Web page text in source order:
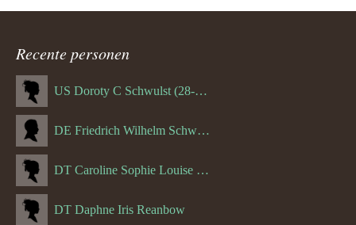
Recente personen
US Doroty C Schwulst (28-12-1919)
DE Friedrich Wilhelm Schwulst
DT Caroline Sophie Louise Schreuder born Schwulst (13-05-1866)
DT Daphne Iris Reanbow